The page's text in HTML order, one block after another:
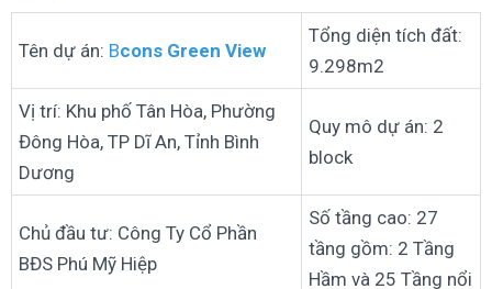
Tên dự án: Bcons Green View
Tổng diện tích đất:
9.298m2
Vị trí: Khu phố Tân Hòa, Phường
Đông Hòa, TP Dĩ An, Tỉnh Bình
Dương
Quy mô dự án: 2
block
Chủ đầu tư: Công Ty Cổ Phần
BĐS Phú Mỹ Hiệp
Số tầng cao: 27
tầng gồm: 2 Tầng
Hầm và 25 Tầng nổi